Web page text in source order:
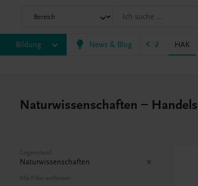
Bildung News & Blog
BASOP BRP BS EWF/ZWF FW HAK
Naturwissenschaften –
Gegenstand
Naturwissenschaften
Alle Filter entfernen